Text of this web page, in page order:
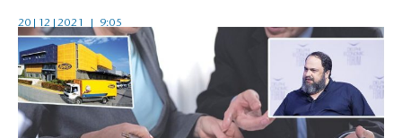
20|12|2021 | 9:05